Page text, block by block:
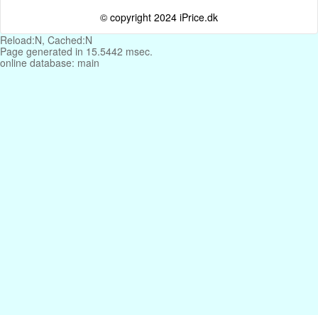
© copyright 2024 iPrice.dk
Reload:N, Cached:N
Page generated in 15.5442 msec.
online database: main